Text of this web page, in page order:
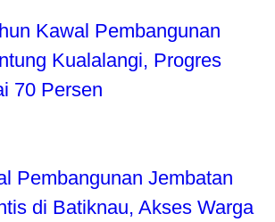
Kawal Pembangunan
Kualalangi, Progres
70 Persen
Pembangunan Jembatan
di Batiknau, Akses Warga